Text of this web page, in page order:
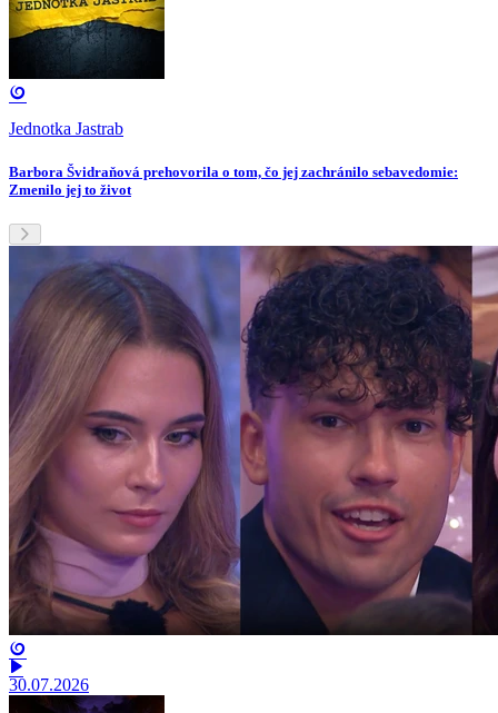
Jednotka Jastrab
Barbora Švidraňová prehovorila o tom, čo jej zachránilo sebavedomie:
Zmenilo jej to život
30.07.2026